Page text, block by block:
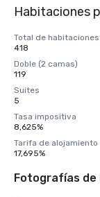
Habitaciones
Total de
418
Doble (2 camas)
119
Suites
5
Tasa impositiva
8,625%
Tarifa de alojamiento
17,695%
Fotografías de